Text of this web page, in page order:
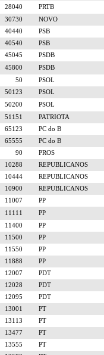
28040
PRTB
30730
NOVO
40440
PSB
40540
PSB
45045
PSDB
45800
PSDB
50
PSOL
50123
PSOL
50200
PSOL
51151
PATRIOTA
65123
PC do B
65555
PC do B
90
PROS
10288
REPUBLICANOS
10444
REPUBLICANOS
10900
REPUBLICANOS
11007
PP
11111
PP
11400
PP
11500
PP
11550
PP
11888
PP
12007
PDT
12028
PDT
12095
PDT
13001
PT
13113
PT
13477
PT
13555
PT